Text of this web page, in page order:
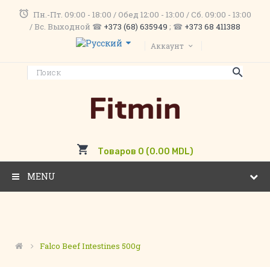
Пн.-Пт. 09:00 - 18:00 / Обед 12:00 - 13:00 / Сб. 09:00 - 13:00
/ Вс. Выходной ☎ +373 (68) 635949 ; ☎ +373 68 411388
Аккаунт
Товаров 0 (0.00 MDL)
MENU
Falco Beef Intestines 500g